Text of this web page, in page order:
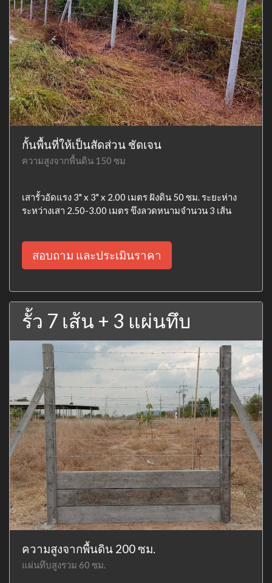
กั้นพื้นที่ให้เป็นสัดส่วน ชัดเจน
ความสูงจากพื้นดิน 150 ซม
เสารั้วอัดแรง 3" x 3" x 2.00 เมตร ฝังดิน 50 ซม. ระยะห่าง
ระหว่างเสา 2.50-3.00 เมตร ขึงลวดหนามจำนวน 3 เส้น
สอบถาม และประเมินราคา
รั้ว 7 เส้น + 3 แผ่นทึบ
ความสูงจากพื้นดิน 200 ซม.
แผ่นทึบสูงรวม 60 ซม.